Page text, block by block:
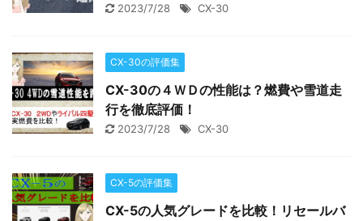
2023/7/28 CX-30
CX-30の評価集
CX-30の４ＷＤの性能は？燃費や雪道走
行を徹底評価！
2023/7/28 CX-30
CX-5の評価集
CX-5の人気グレードを比較！リセールバ